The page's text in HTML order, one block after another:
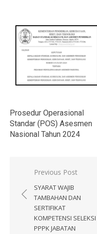
Prosedur Operasional
Standar (POS) Asesmen
Nasional Tahun 2024
Navigasi
pos
Previous Post
SYARAT WAJIB
TAMBAHAN DAN
SERTIFIKAT
KOMPETENSI SELEKSI
PPPK JABATAN